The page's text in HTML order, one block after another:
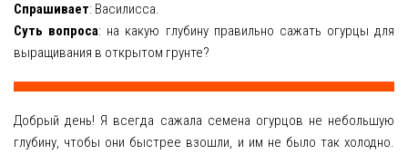
Груша
Ежевика
Черешня
Спрашивает: Василисса.
Суть вопроса: на какую глубину правильно сажать огурцы для
выращивания в открытом грунте?
Добрый день! Я всегда сажала семена огурцов не небольшую
глубину, чтобы они быстрее взошли, и им не было так холодно.